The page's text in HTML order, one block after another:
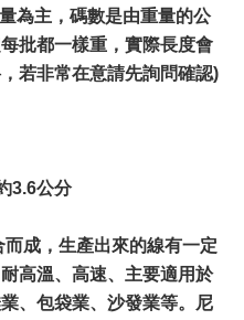
為主，碼數是由重量的公
批都一樣重，實際長度會
若非常在意請先詢問確認)
3.6公分
成，生產出來的線有一定
高溫、高速、主要適用於
、包袋業、沙發業等。尼